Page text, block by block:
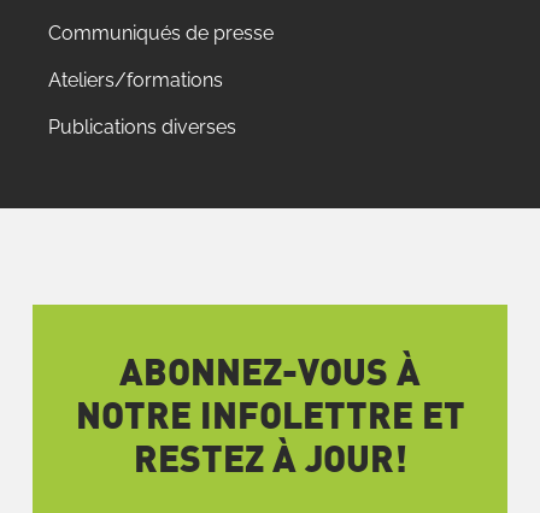
Communiqués de presse
Ateliers/formations
Publications diverses
ABONNEZ-VOUS À
NOTRE INFOLETTRE ET
RESTEZ À JOUR!